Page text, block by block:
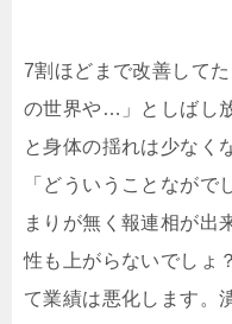
7割ほどまで改善して
の世界や…」としばし
と身体の揺れは少なく
「どういうことながで
まりが無く報連相が出
性も上がらないでしょ
て業績は悪化します。